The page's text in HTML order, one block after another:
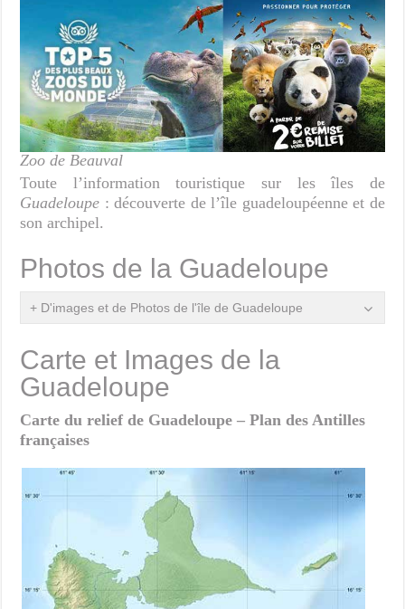
Zoo de Beauval
Toute l’information touristique sur les îles de
Guadeloupe : découverte de l’île guadeloupéenne et de
son archipel.
Photos de la Guadeloupe
+ D'images et de Photos de l'île de Guadeloupe
Carte et Images de la
Guadeloupe
Carte du relief de Guadeloupe – Plan des Antilles
françaises